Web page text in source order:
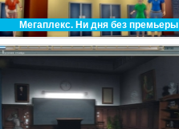
Мегаплекс. Ни дня без премьеры